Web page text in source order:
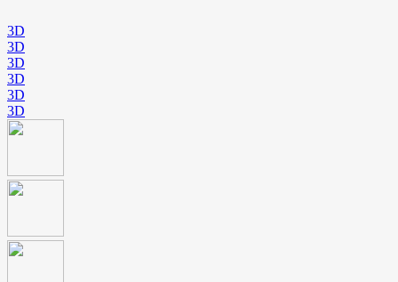
3D
3D
3D
3D
3D
3D